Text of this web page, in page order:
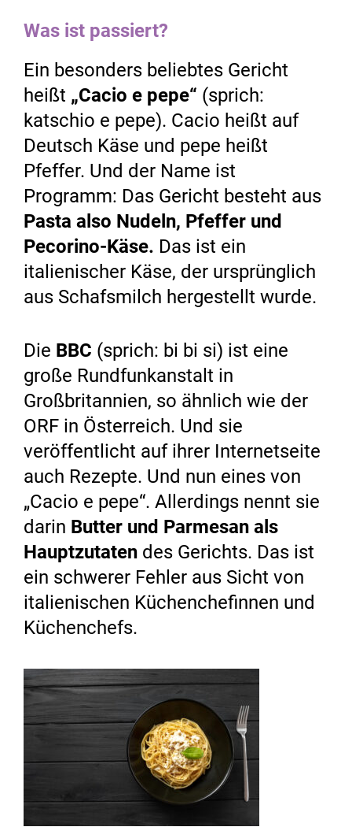
Was ist passiert?
Ein besonders beliebtes Gericht
heißt „Cacio e pepe“ (sprich:
katschio e pepe). Cacio heißt auf
Deutsch Käse und pepe heißt
Pfeffer. Und der Name ist
Programm: Das Gericht besteht aus
Pasta also Nudeln, Pfeffer und
Pecorino-Käse. Das ist ein
italienischer Käse, der ursprünglich
aus Schafsmilch hergestellt wurde.
Die BBC (sprich: bi bi si) ist eine
große Rundfunkanstalt in
Großbritannien, so ähnlich wie der
ORF in Österreich. Und sie
veröffentlicht auf ihrer Internetseite
auch Rezepte. Und nun eines von
„Cacio e pepe“. Allerdings nennt sie
darin Butter und Parmesan als
Hauptzutaten des Gerichts. Das ist
ein schwerer Fehler aus Sicht von
italienischen Küchenchefinnen und
Küchenchefs.